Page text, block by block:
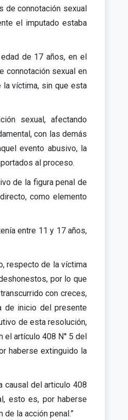
de connotación sexual
el imputado estaba
edad de 17 años, en el
connotación sexual en
la víctima, sin que esta
sexual, afectando
con las demás
evento abusivo, la
al proceso.
de la figura penal de
como elemento
entre 11 y 17 años,
respecto de la víctima
por lo que
con creces,
de inicio del presente
de esta resolución,
el artículo 408 N° 5 del
haberse extinguido la
causal del articulo 408
esto es, por haberse
la acción penal.”